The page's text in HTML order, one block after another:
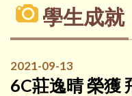
學生成就
2021-09-13
6C莊逸晴 榮獲